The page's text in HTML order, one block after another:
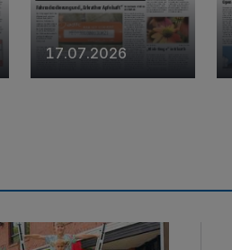
17.07.2026
Spielesommer